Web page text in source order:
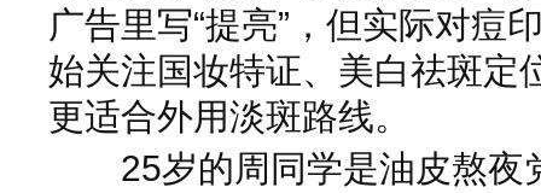
广告里写“提亮”，但实际对痘
始关注国妆特证、美白祛斑定
更适合外用淡斑路线。
25岁的周同学是油皮熬夜